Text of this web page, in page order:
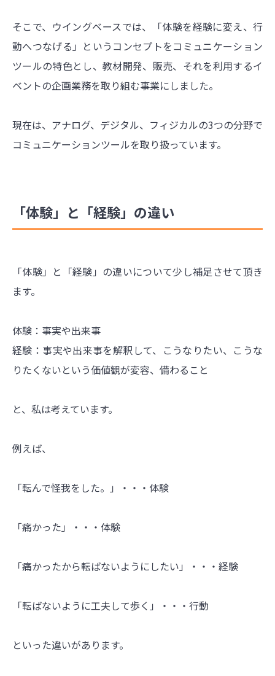
そこで、ウイングベースでは、「体験を経験に変え、行
動へつなげる」というコンセプトをコミュニケーション
ツールの特色とし、教材開発、販売、それを利用するイ
ベントの企画業務を取り組む事業にしました。
現在は、アナログ、デジタル、フィジカルの3つの分野で
コミュニケーションツールを取り扱っています。
「体験」と「経験」の違い
「体験」と「経験」の違いについて少し補足させて頂き
ます。
体験：事実や出来事
経験：事実や出来事を解釈して、こうなりたい、こうな
りたくないという価値観が変容、備わること
と、私は考えています。
例えば、
「転んで怪我をした。」・・・体験
「痛かった」・・・体験
「痛かったから転ばないようにしたい」・・・経験
「転ばないように工夫して歩く」・・・行動
といった違いがあります。